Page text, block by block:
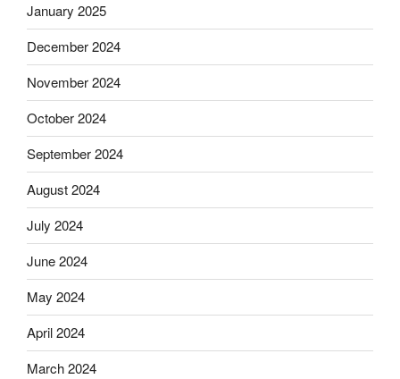
January 2025
December 2024
November 2024
October 2024
September 2024
August 2024
July 2024
June 2024
May 2024
April 2024
March 2024